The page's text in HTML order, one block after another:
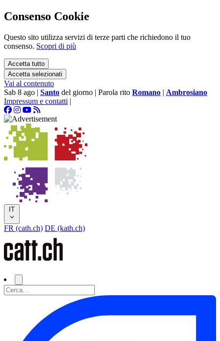
Consenso Cookie
Questo sito utilizza servizi di terze parti che richiedono il tuo
consenso. Scopri di più
Accetta tutto
Accetta selezionati
Vai al contenuto
Sab 8 ago | Santo del giorno | Parola rito Romano | Ambrosiano
Impressum e contatti |
IT
FR (cath.ch) DE (kath.ch)